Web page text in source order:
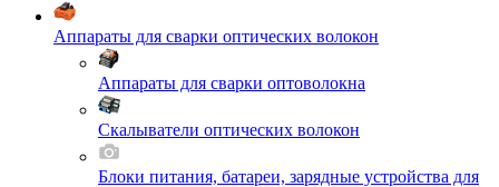
Аппараты для сварки оптических волокон
Аппараты для сварки оптоволокна
Скалыватели оптических волокон
Блоки питания, батареи, зарядные устройства для